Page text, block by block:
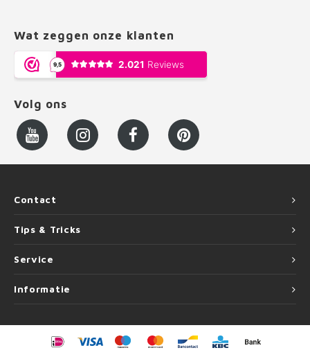
Wat zeggen onze klanten
Volg ons
Contact
Tips & Tricks
Service
Informatie